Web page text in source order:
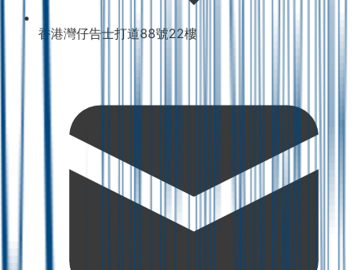
香港灣仔告士打道88號22樓